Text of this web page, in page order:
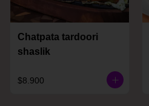
Chatpata tardoori
shaslik
$8.900